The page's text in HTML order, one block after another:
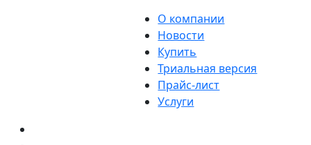
О компании
Новости
Купить
Триальная версия
Прайс-лист
Услуги